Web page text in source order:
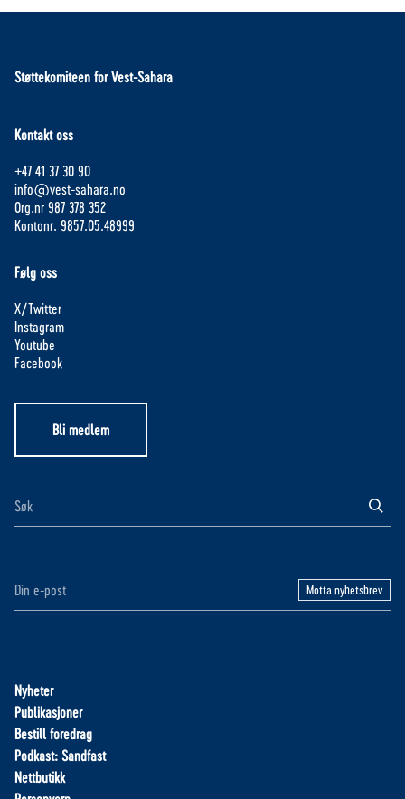
Støttekomiteen for Vest-Sahara
Kontakt oss
+47 41 37 30 90
info@vest-sahara.no
Org.nr 987 378 352
Kontonr. 9857.05.48999
Følg oss
X/Twitter
Instagram
Youtube
Facebook
Bli medlem
Motta nyhetsbrev
Nyheter
Publikasjoner
Bestill foredrag
Podkast: Sandfast
Nettbutikk